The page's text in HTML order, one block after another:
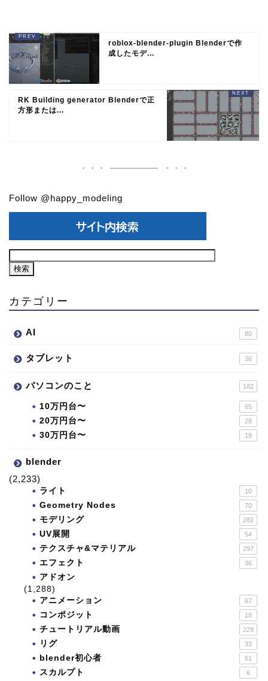
roblox-blender-plugin Blenderで作
成したモデ...
RK Building generator Blenderで正
方形または...
Follow @happy_modeling
カテゴリー
AI 80
タブレット 36
パソコンのこと 182
10万円台〜 65
20万円台〜 28
30万円台〜 19
blender
(2,233)
ライト 10
Geometry Nodes 70
モデリング 282
UV展開 54
テクスチャ&マテリアル 297
エフェクト 36
アドオン
(1,288)
アニメーション
67
コンポジット 18
チュートリアル動画 229
リグ 33
blender初心者 51
スカルプト 6